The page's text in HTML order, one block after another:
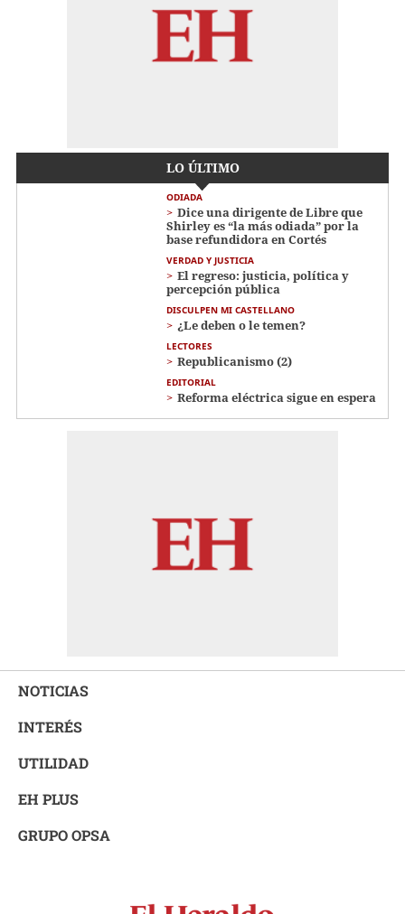
LO ÚLTIMO
ODIADA
Dice una dirigente de Libre que
Shirley es “la más odiada” por la
base refundidora en Cortés
VERDAD Y JUSTICIA
El regreso: justicia, política y
percepción pública
DISCULPEN MI CASTELLANO
¿Le deben o le temen?
LECTORES
Republicanismo (2)
EDITORIAL
Reforma eléctrica sigue en espera
NOTICIAS
INTERÉS
UTILIDAD
EH PLUS
GRUPO OPSA